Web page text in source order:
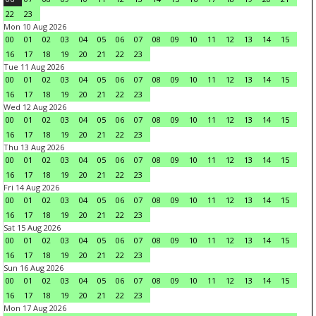
22
23
Mon 10 Aug 2026
00
01 02 03 04 05 06 07 08 09 10 11 12 13 14
15
16
17 18 19 20 21 22
23
Tue 11 Aug 2026
00
01 02 03 04 05 06 07 08 09 10 11 12 13 14
15
16
17 18 19 20 21 22
23
Wed 12 Aug 2026
00
01 02 03 04 05 06 07 08 09 10 11 12 13 14
15
16
17 18 19 20 21 22
23
Thu 13 Aug 2026
00
01 02 03 04 05 06 07 08 09 10 11 12 13 14
15
16
17 18 19 20 21 22
23
Fri 14 Aug 2026
00
01 02 03 04 05 06 07 08 09 10 11 12 13 14
15
16
17 18 19 20 21 22
23
Sat 15 Aug 2026
00
01 02 03 04 05 06 07 08 09 10 11 12 13 14
15
16
17 18 19 20 21 22
23
Sun 16 Aug 2026
00
01 02 03 04 05 06 07 08 09 10 11 12 13 14
15
16
17 18 19 20 21 22
23
Mon 17 Aug 2026